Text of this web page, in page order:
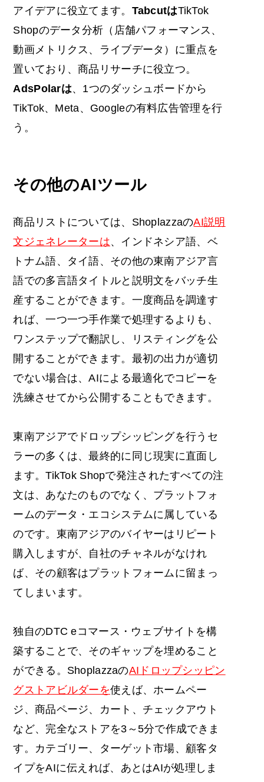
アイデアに役立てます。 TabcutはTikTok
Shopのデータ分析（店舗パフォーマンス、
動画メトリクス、ライブデータ）に重点を
置いており、商品リサーチに役立つ。
AdsPolarは、1つのダッシュボードから
TikTok、Meta、Googleの有料広告管理を行
う。
その他のAIツール
商品リストについては、ShoplazzaのAI説明
文ジェネレーターは、インドネシア語、ベ
トナム語、タイ語、その他の東南アジア言
語での多言語タイトルと説明文をバッチ生
産することができます。一度商品を調達す
れば、一つ一つ手作業で処理するよりも、
ワンステップで翻訳し、リスティングを公
開することができます。最初の出力が適切
でない場合は、AIによる最適化でコピーを
洗練させてから公開することもできます。
東南アジアでドロップシッピングを行うセ
ラーの多くは、最終的に同じ現実に直面し
ます。TikTok Shopで発注されたすべての注
文は、あなたのものでなく、プラットフォ
ームのデータ・エコシステムに属している
のです。東南アジアのバイヤーはリピート
購入しますが、自社のチャネルがなけれ
ば、その顧客はプラットフォームに留まっ
てしまいます。
独自のDTC eコマース・ウェブサイトを構
築することで、そのギャップを埋めること
ができる。ShoplazzaのAIドロップシッピン
グストアビルダーを使えば、ホームペー
ジ、商品ページ、カート、チェックアウト
など、完全なストアを3～5分で作成できま
す。カテゴリー、ターゲット市場、顧客タ
イプをAIに伝えれば、あとはAIが処理しま